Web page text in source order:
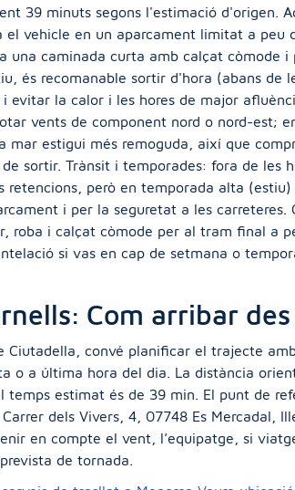
39 minuts segons l'estimació d'origen.
el vehicle en un aparcament limitat a peu
una caminada curta amb calçat còmode i
és recomanable sortir d'hora (abans de
evitar la calor i les hores de major
vents de component nord o nord-est;
mar estigui més remoguda, així que
sortir. Trànsit i temporades: fora de les
retencions, però en temporada alta
i per la seguretat a les carreteres.
roba i calçat còmode per al tram final a
si vas en cap de setmana o
Com arribar
Ciutadella, convé planificar el trajecte
o a última hora del dia. La distància
temps estimat és de 39 min. El punt de
dels Vivers, 4, 07748 Es Mercadal,
en compte el vent, l’equipatge, si
de tornada.